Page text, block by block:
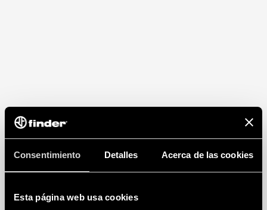
Consentimiento Detalles Acerca de las cookies
Esta página web usa cookies